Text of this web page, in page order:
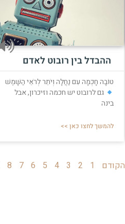
ההבדל בין רובוט לאדם
טוֹבָה חָכְמָה עִם נַחֲלָה וְיֹתֵר לְרֹאֵי הַשָּׁמֶשׁ
גם לרובוט יש חכמה וזיכרון, אבל
בינה
להמשך לחצו כאן >>
הקודם 1
2
3
4
5
6
7
8